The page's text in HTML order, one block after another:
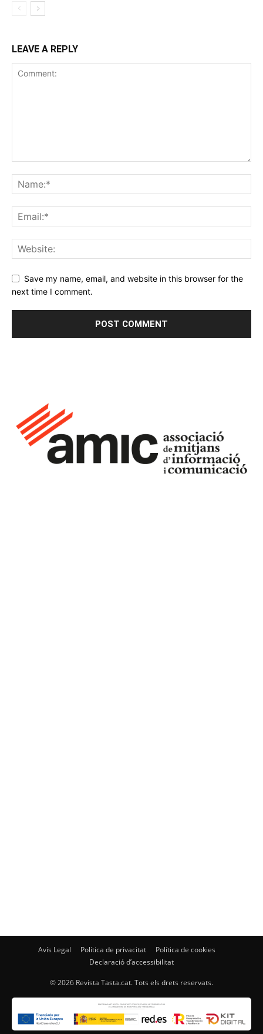
LEAVE A REPLY
Save my name, email, and website in this browser for the
next time I comment.
Avís Legal Política de privacitat
Política de cookies
Declaració d’accessibilitat
© 2026 Revista Tasta.cat. Tots els drets reservats.